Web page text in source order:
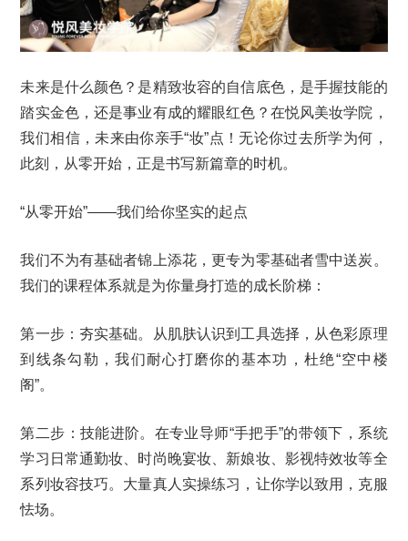
未来是什么颜色？是精致妆容的自信底色，是手握技能的
踏实金色，还是事业有成的耀眼红色？在悦风美妆学院，
我们相信，未来由你亲手“妆”点！无论你过去所学为何，
此刻，从零开始，正是书写新篇章的时机。
“从零开始”——我们给你坚实的起点
我们不为有基础者锦上添花，更专为零基础者雪中送炭。
我们的课程体系就是为你量身打造的成长阶梯：
第一步：夯实基础。从肌肤认识到工具选择，从色彩原理
到线条勾勒，我们耐心打磨你的基本功，杜绝“空中楼
阁”。
第二步：技能进阶。在专业导师“手把手”的带领下，系统
学习日常通勤妆、时尚晚宴妆、新娘妆、影视特效妆等全
系列妆容技巧。大量真人实操练习，让你学以致用，克服
怯场。